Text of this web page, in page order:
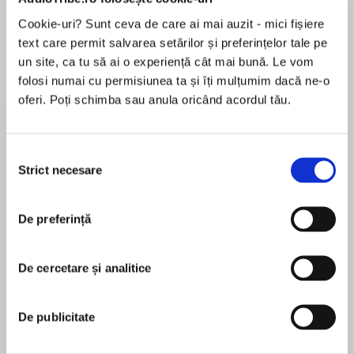
Cookie-uri? Sunt ceva de care ai mai auzit - mici fișiere
text care permit salvarea setărilor și preferințelor tale pe
un site, ca tu să ai o experiență cât mai bună. Le vom
folosi numai cu permisiunea ta și îți mulțumim dacă ne-o
oferi. Poți schimba sau anula oricând acordul tău.
consimțământului
Strict necesare
De preferință
De cercetare și analitice
De publicitate
de...
Dani Francis
la...
Lauren Weisberger
Desprecarte
warfare—a world filled with corporate spies and
covert ops and skullduggery… An important
a spy novel.” —David Grann, author of The Lost
Award-winning reporter Eamon Javers’s Broker,
investigative and historical journalism about the
evolution of corporate espionage, exploring the
MAI MULT
A Washington reporter for CNBC, Eamon Javers